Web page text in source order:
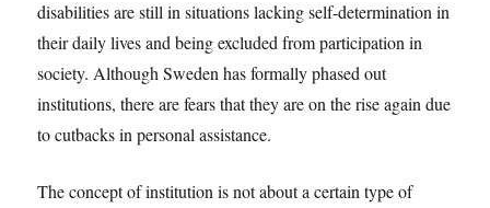
disabilities are still in situations lacking self-determination in
their daily lives and being excluded from participation in
society. Although Sweden has formally phased out
institutions, there are fears that they are on the rise again due
to cutbacks in personal assistance.
The concept of institution is not about a certain type of